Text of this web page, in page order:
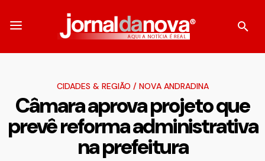
CIDADES & REGIÃO / NOVA ANDRADINA
Câmara aprova projeto que
prevê reforma administrativa
na prefeitura